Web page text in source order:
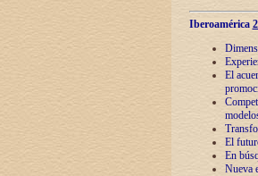
Iberoamérica
El
El
En
Nueva